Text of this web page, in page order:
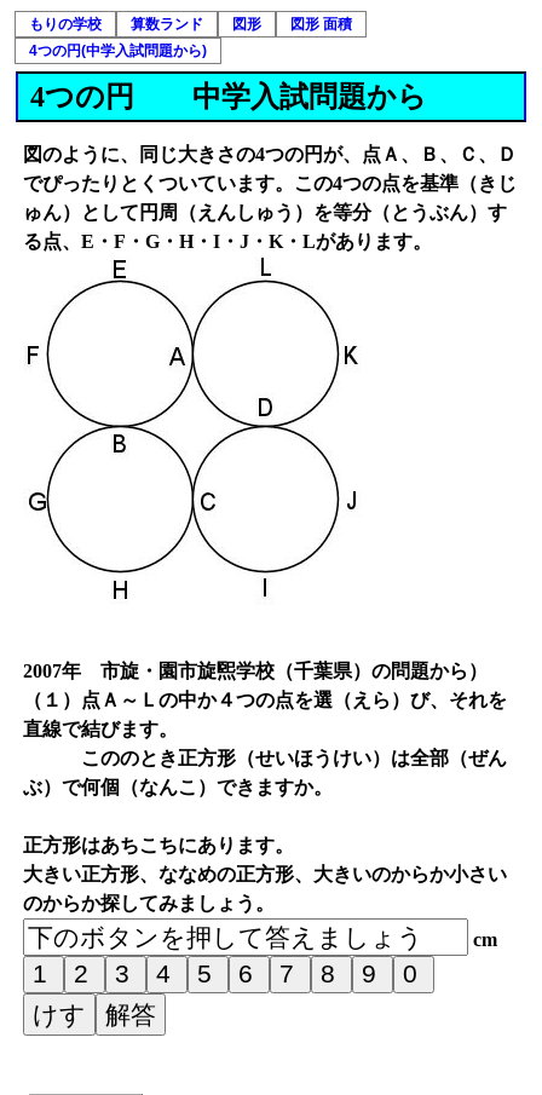
もりの学校 算数ランド 図形
図形 面積
4つの円(中学入試問題から)
4つの円 中学入試問題から
図のように、同じ大きさの4つの円が、点Ａ、Ｂ、Ｃ、Ｄ
でぴったりとくついています。この4つの点を基準（きじ
ゅん）として円周（えんしゅう）を等分（とうぶん）す
る点、E・F・G・H・I・J・K・Lがあります。
2007年 市旋・園市旋煕学校（千葉県）の問題から）
（１）点Ａ～Ｌの中か４つの点を選（えら）び、それを
直線で結びます。
こののとき正方形（せいほうけい）は全部（ぜん
ぶ）で何個（なんこ）できますか。
正方形はあちこちにあります。
大きい正方形、ななめの正方形、大きいのからか小さい
のからか探してみましょう。
cm